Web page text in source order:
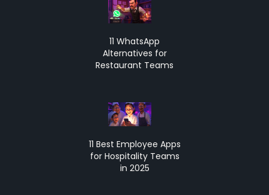
11 WhatsApp
Alternatives for
Restaurant Teams
11 Best Employee Apps
for Hospitality Teams
in 2025